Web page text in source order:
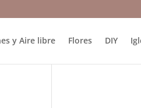
y Aire libre Flores DIY